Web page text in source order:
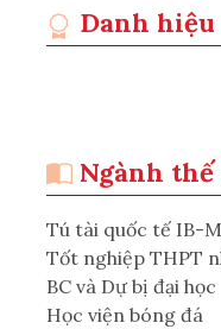
Danh hiệu
Ngành
Tú tài quốc tế IB-
Tốt nghiệp THPT
BC và Dự bị đại học
Học viện bóng đá